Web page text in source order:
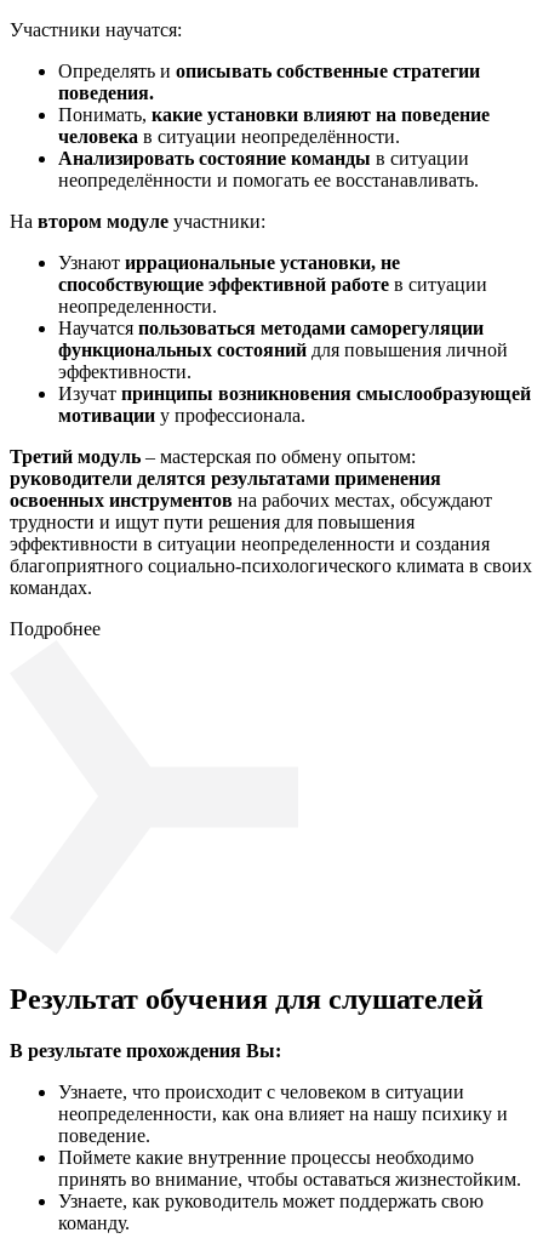
Участники научатся:
Определять и описывать собственные стратегии
поведения.
Понимать, какие установки влияют на поведение
человека в ситуации неопределённости.
Анализировать состояние команды в ситуации
неопределённости и помогать ее восстанавливать.
На втором модуле участники:
Узнают иррациональные установки, не
способствующие эффективной работе в ситуации
неопределенности.
Научатся пользоваться методами саморегуляции
функциональных состояний для повышения личной
эффективности.
Изучат принципы возникновения смыслообразующей
мотивации у профессионала.
Третий модуль – мастерская по обмену опытом:
руководители делятся результатами применения
освоенных инструментов на рабочих местах, обсуждают
трудности и ищут пути решения для повышения
эффективности в ситуации неопределенности и создания
благоприятного социально-психологического климата в своих
командах.
Подробнее
Результат обучения для слушателей
В результате прохождения Вы:
Узнаете, что происходит с человеком в ситуации
неопределенности, как она влияет на нашу психику и
поведение.
Поймете какие внутренние процессы необходимо
принять во внимание, чтобы оставаться жизнестойким.
Узнаете, как руководитель может поддержать свою
команду.